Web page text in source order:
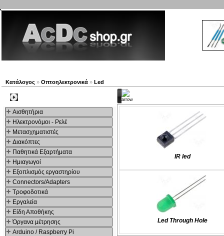
Κατάλογος » Οπτοηλεκτρονικά » Led
Αισθητήρια
Ηλεκτρονόμοι - Ρελέ
Μετασχηματιστές
Διακόπτες
Παθητικά Εξαρτήματα
Hμιαγωγοί
Εξοπλισμός εργαστηρίου
Connectors/Adapters
Τροφοδοτικά
Εργαλεία
Είδη Αποθήκης
Όργανα μέτρησης
Arduino / Raspberry Pi
IR led
Led Through Hole